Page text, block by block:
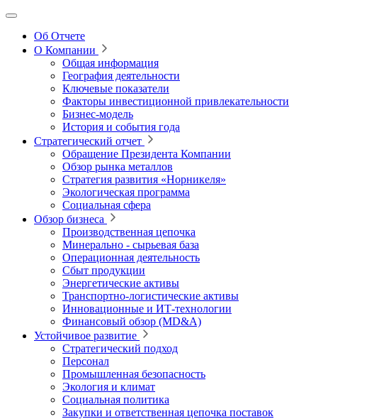
Об Отчете
О Компании
Общая информация
География деятельности
Ключевые показатели
Факторы инвестиционной привлекательности
Бизнес-модель
История и события года
Стратегический отчет
Обращение Президента Компании
Обзор рынка металлов
Стратегия развития «Норникеля»
Экологическая программа
Социальная сфера
Обзор бизнеса
Производственная цепочка
Минерально ‑ сырьевая база
Операционная деятельность
Сбыт продукции
Энергетические активы
Транспортно-логистические активы
Инновационные и ИТ‑технологии
Финансовый обзор (MD&A)
Устойчивое развитие
Стратегический подход
Персонал
Промышленная безопасность
Экология и климат
Социальная политика
Закупки и ответственная цепочка поставок